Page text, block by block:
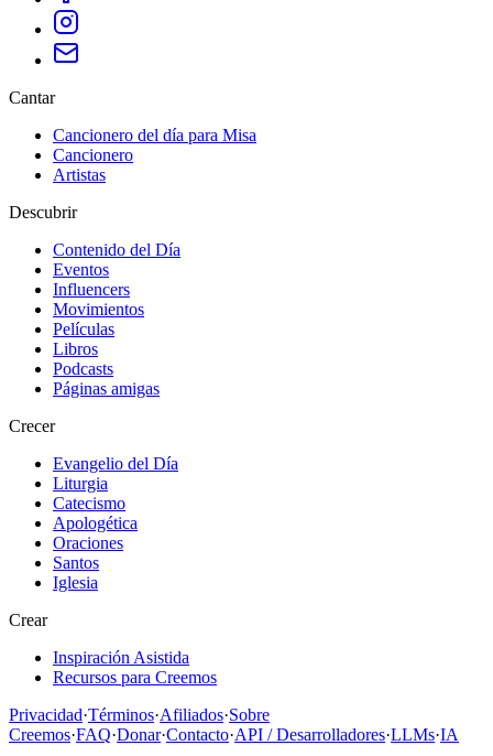
Cantar
Cancionero del día para Misa
Cancionero
Artistas
Descubrir
Contenido del Día
Eventos
Influencers
Movimientos
Películas
Libros
Podcasts
Páginas amigas
Crecer
Evangelio del Día
Liturgia
Catecismo
Apologética
Oraciones
Santos
Iglesia
Crear
Inspiración Asistida
Recursos para Creemos
Privacidad·Términos·Afiliados·Sobre
Creemos·FAQ·Donar·Contacto·API / Desarrolladores·LLMs·IA